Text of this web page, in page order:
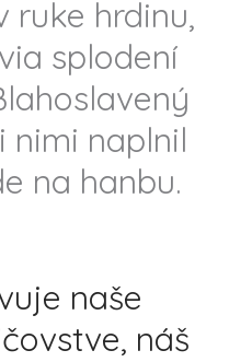
ruke hrdinu,
splodení
nimi naplnil
na hanbu.
naše
náš